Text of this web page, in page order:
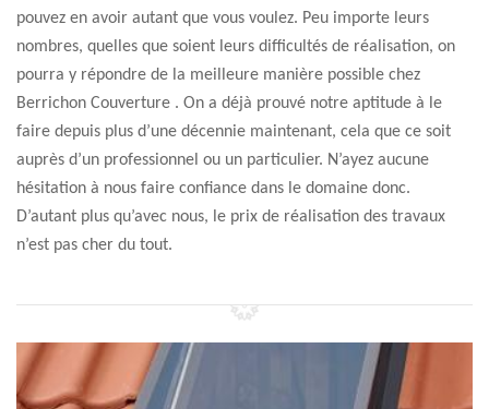
pouvez en avoir autant que vous voulez. Peu importe leurs
nombres, quelles que soient leurs difficultés de réalisation, on
pourra y répondre de la meilleure manière possible chez
Berrichon Couverture . On a déjà prouvé notre aptitude à le
faire depuis plus d’une décennie maintenant, cela que ce soit
auprès d’un professionnel ou un particulier. N’ayez aucune
hésitation à nous faire confiance dans le domaine donc.
D’autant plus qu’avec nous, le prix de réalisation des travaux
n’est pas cher du tout.